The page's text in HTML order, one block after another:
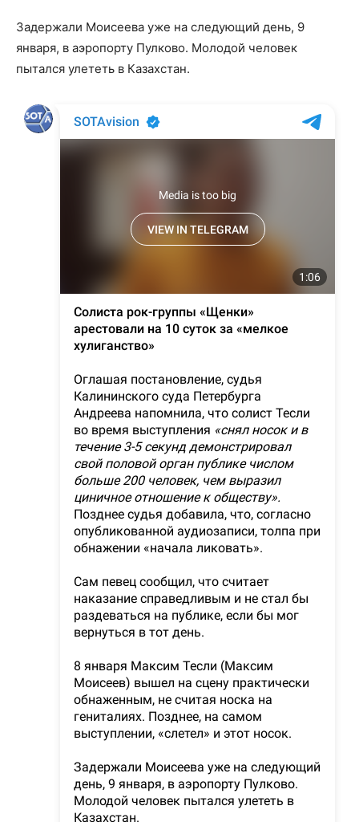
Задержали Моисеева уже на следующий день, 9
января, в аэропорту Пулково. Молодой человек
пытался улететь в Казахстан.